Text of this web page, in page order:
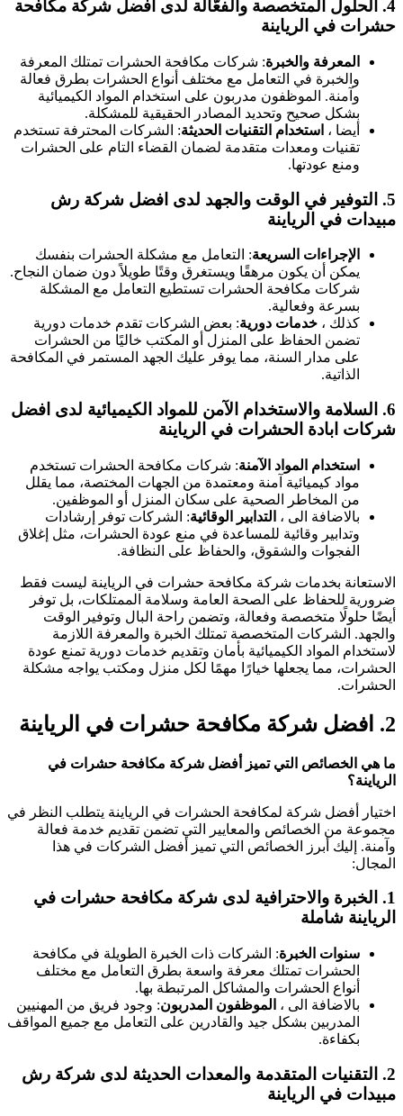
4. الحلول المتخصصة والفعّالة لدى افضل شركة مكافحة
حشرات في الرياينة
المعرفة والخبرة: شركات مكافحة الحشرات تمتلك المعرفة
والخبرة في التعامل مع مختلف أنواع الحشرات بطرق فعالة
وآمنة. الموظفون مدربون على استخدام المواد الكيميائية
بشكل صحيح وتحديد المصادر الحقيقية للمشكلة.
أيضا ، استخدام التقنيات الحديثة: الشركات المحترفة تستخدم
تقنيات ومعدات متقدمة لضمان القضاء التام على الحشرات
ومنع عودتها.
5. التوفير في الوقت والجهد لدى افضل شركة رش
مبيدات في الرياينة
الإجراءات السريعة: التعامل مع مشكلة الحشرات بنفسك
يمكن أن يكون مرهقًا ويستغرق وقتًا طويلاً دون ضمان النجاح.
شركات مكافحة الحشرات تستطيع التعامل مع المشكلة
بسرعة وفعالية.
كذلك ، خدمات دورية: بعض الشركات تقدم خدمات دورية
تضمن الحفاظ على المنزل أو المكتب خاليًا من الحشرات
على مدار السنة، مما يوفر عليك الجهد المستمر في المكافحة
الذاتية.
6. السلامة والاستخدام الآمن للمواد الكيميائية لدى افضل
شركات ابادة الحشرات في الرياينة
استخدام المواد الآمنة: شركات مكافحة الحشرات تستخدم
مواد كيميائية آمنة ومعتمدة من الجهات المختصة، مما يقلل
من المخاطر الصحية على سكان المنزل أو الموظفين.
بالاضافة الى ، التدابير الوقائية: الشركات توفر إرشادات
وتدابير وقائية للمساعدة في منع عودة الحشرات، مثل إغلاق
الفجوات والشقوق، والحفاظ على النظافة.
الاستعانة بخدمات شركة مكافحة حشرات في الرياينة ليست فقط
ضرورية للحفاظ على الصحة العامة وسلامة الممتلكات، بل توفر
أيضًا حلولًا متخصصة وفعالة، وتضمن راحة البال وتوفير الوقت
والجهد. الشركات المتخصصة تمتلك الخبرة والمعرفة اللازمة
لاستخدام المواد الكيميائية بأمان وتقديم خدمات دورية تمنع عودة
الحشرات، مما يجعلها خيارًا مهمًا لكل منزل ومكتب يواجه مشكلة
الحشرات.
2. افضل شركة مكافحة حشرات في الرياينة
ما هي الخصائص التي تميز أفضل شركة مكافحة حشرات في
الرياينة؟
اختيار أفضل شركة لمكافحة الحشرات في الرياينة يتطلب النظر في
مجموعة من الخصائص والمعايير التي تضمن تقديم خدمة فعالة
وآمنة. إليك أبرز الخصائص التي تميز أفضل الشركات في هذا
المجال:
1. الخبرة والاحترافية لدى شركة مكافحة حشرات في
الرياينة شاملة
سنوات الخبرة: الشركات ذات الخبرة الطويلة في مكافحة
الحشرات تمتلك معرفة واسعة بطرق التعامل مع مختلف
أنواع الحشرات والمشاكل المرتبطة بها.
بالاضافة الى ، الموظفون المدربون: وجود فريق من المهنيين
المدربين بشكل جيد والقادرين على التعامل مع جميع المواقف
بكفاءة.
2. التقنيات المتقدمة والمعدات الحديثة لدى شركة رش
مبيدات في الرياينة